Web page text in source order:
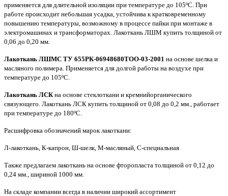
применяется для длительной изоляции при температуре до 105ºС. При
работе происходит небольшая усадка, устойчива к кратковременному
повышению температуры, возможному в процессе пайки при монтаже в
электромашинах и трансформаторах. Лакоткань ЛШМ купить толщиной от
0,06 до 0,20 мм.
Лакоткань ЛШМС ТУ 655РК-06948680ТОО-03-2001 на основе шелка и
масляного полимера. Применяется для долгой работы на воздухе при
температуре до 105ºС.
Лакоткань ЛСК на основе стеклоткани и кремнийорганического
связующего. Лакоткань ЛСК купить толщиной от 0,08 до 0,2 мм., работает
при температуре до 180ºС.
Расшифровка обозначений марок лакоткани:
Л-лакоткань, К-капрон, Ш-шелк, М-масляный, С-специальная
Также предлагаем лакоткань на основе фторопласта толщиной от 0,12 до
0,24 мм., шириной 1000 мм.
На складе компании всегда в наличии широкий ассортимент